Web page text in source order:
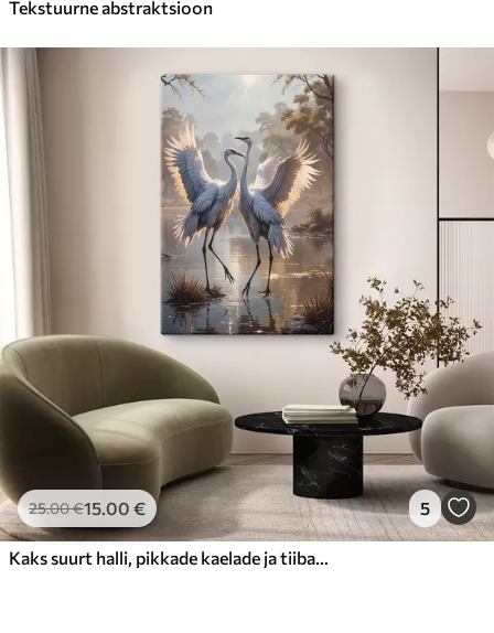
Tekstuurne abstraktsioon
25.00€15.00 € 5
Kaks suurt halli, pikkade kaelade ja tiibadega kraanat, mis seisavad puudest ümbritsetud udujärves